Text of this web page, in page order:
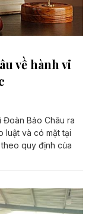
về hành vi
Đoàn Bảo Châu ra
luật và có mặt tại
quy định của